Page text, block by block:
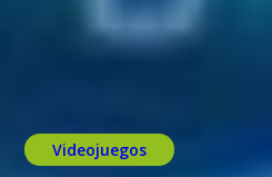
Videojuegos